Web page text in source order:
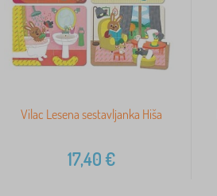
Vilac Lesena sestavljanka Hiša
17,40€